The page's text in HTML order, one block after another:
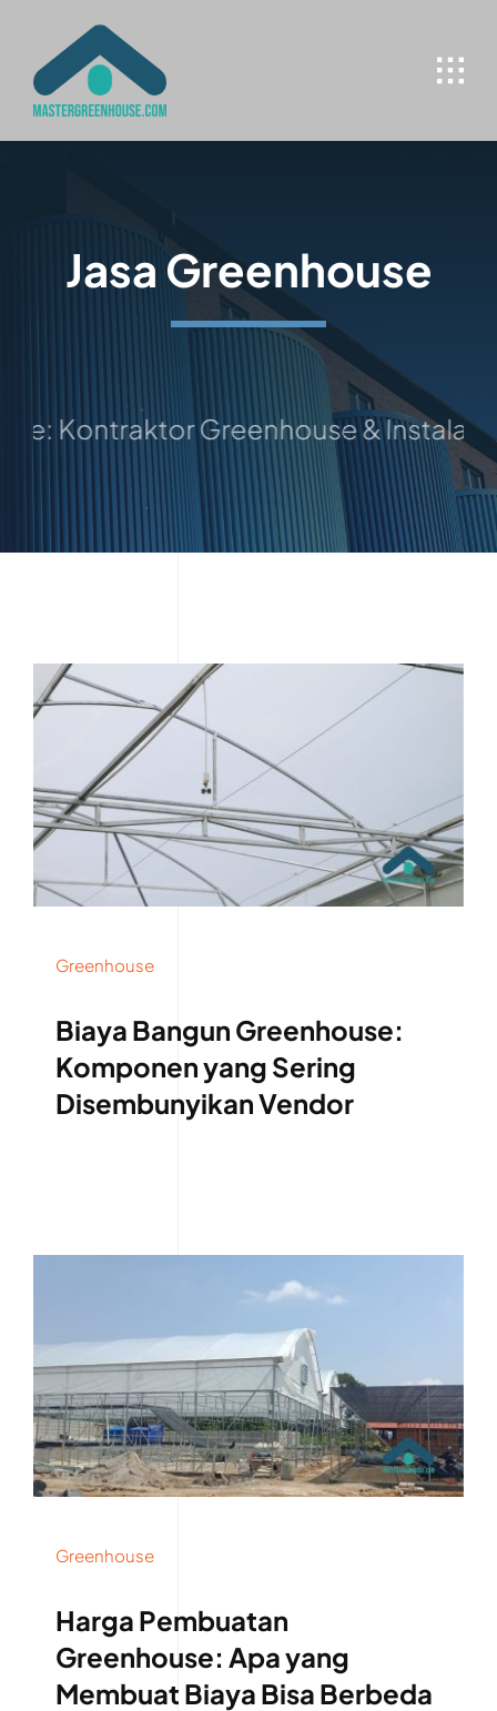
content
Jasa Greenhouse
Kontraktor Greenhouse & Instalasi
Greenhouse
Biaya Bangun Greenhouse:
Komponen yang Sering
Disembunyikan Vendor
Greenhouse
Harga Pembuatan
Greenhouse: Apa yang
Membuat Biaya Bisa Berbeda